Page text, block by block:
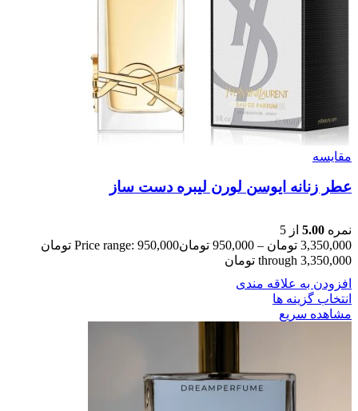
مقایسه
عطر زنانه ایوسن لورن لیبره دست ساز
نمره 5.00 از 5
3,350,000 تومان –
950,000 تومان
Price range: 950,000 تومان
through 3,350,000 تومان
افزودن به علاقه مندی
انتخاب گزینه ها
مشاهده سریع